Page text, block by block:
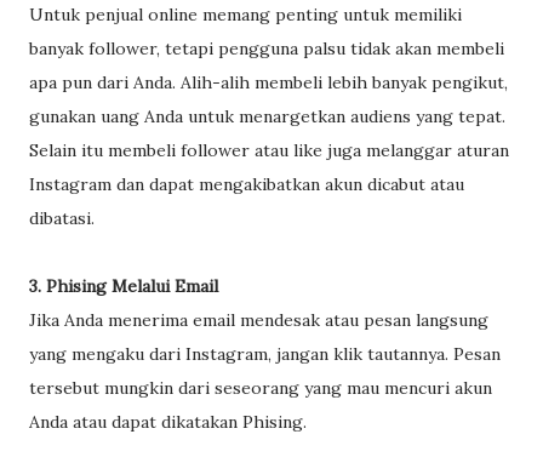
Untuk penjual online memang penting untuk memiliki
banyak follower, tetapi pengguna palsu tidak akan membeli
apa pun dari Anda. Alih-alih membeli lebih banyak pengikut,
gunakan uang Anda untuk menargetkan audiens yang tepat.
Selain itu membeli follower atau like juga melanggar aturan
Instagram dan dapat mengakibatkan akun dicabut atau
dibatasi.
3. Phising Melalui Email
Jika Anda menerima email mendesak atau pesan langsung
yang mengaku dari Instagram, jangan klik tautannya. Pesan
tersebut mungkin dari seseorang yang mau mencuri akun
Anda atau dapat dikatakan Phising.